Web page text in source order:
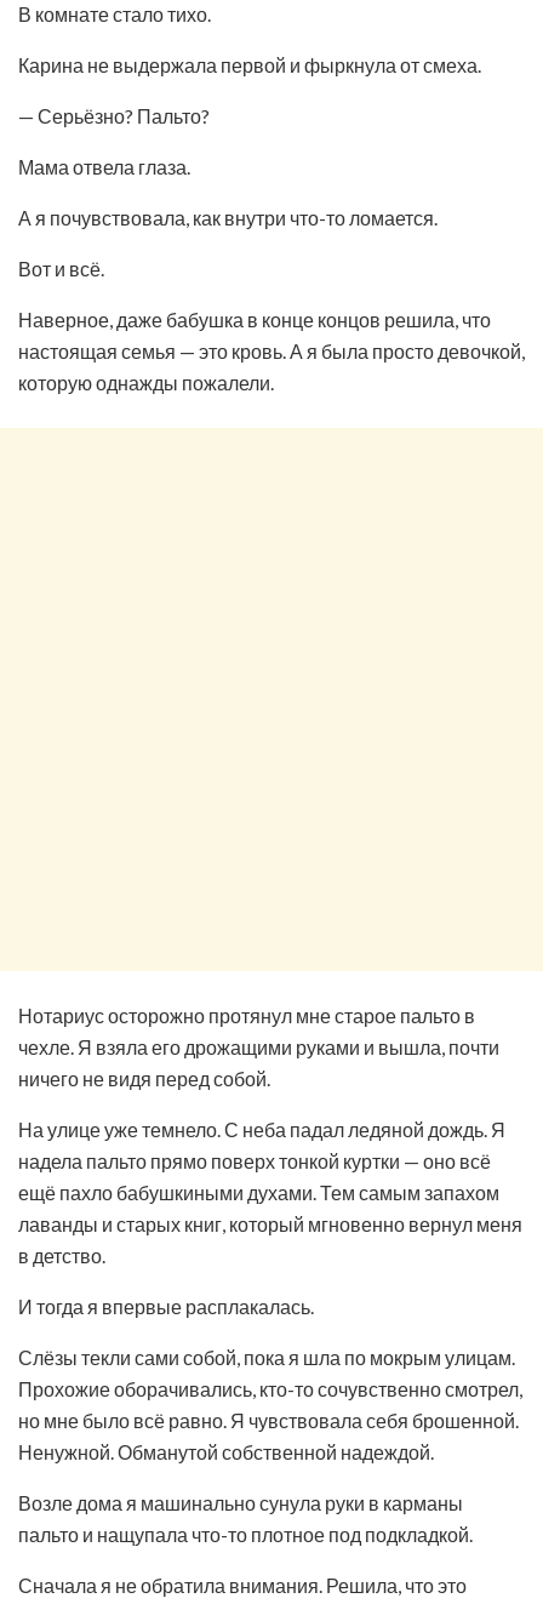
В комнате стало тихо.
Карина не выдержала первой и фыркнула от смеха.
— Серьёзно? Пальто?
Мама отвела глаза.
А я почувствовала, как внутри что-то ломается.
Вот и всё.
Наверное, даже бабушка в конце концов решила, что
настоящая семья — это кровь. А я была просто девочкой,
которую однажды пожалели.
Нотариус осторожно протянул мне старое пальто в
чехле. Я взяла его дрожащими руками и вышла, почти
ничего не видя перед собой.
На улице уже темнело. С неба падал ледяной дождь. Я
надела пальто прямо поверх тонкой куртки — оно всё
ещё пахло бабушкиными духами. Тем самым запахом
лаванды и старых книг, который мгновенно вернул меня
в детство.
И тогда я впервые расплакалась.
Слёзы текли сами собой, пока я шла по мокрым улицам.
Прохожие оборачивались, кто-то сочувственно смотрел,
но мне было всё равно. Я чувствовала себя брошенной.
Ненужной. Обманутой собственной надеждой.
Возле дома я машинально сунула руки в карманы
пальто и нащупала что-то плотное под подкладкой.
Сначала я не обратила внимания. Решила, что это